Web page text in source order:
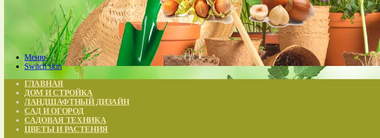
Меню
Switch skin
ГЛАВНАЯ
ДОМ И СТРОЙКА
ЛАНДШАФТНЫЙ ДИЗАЙН
САД И ОГОРОД
САДОВАЯ ТЕХНИКА
ЦВЕТЫ И РАСТЕНИЯ